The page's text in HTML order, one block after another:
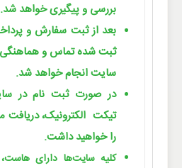
بررسی و پیگیری خواهد شد.
بعد از ثبت سفارش و
ثبت شده تماس و
سایت انجام خواهد شد.
در صورت ثبت نام در
تیکت الکترونیک، دریافت
را خواهید داشت.
کلیه سایت‌ها دارای